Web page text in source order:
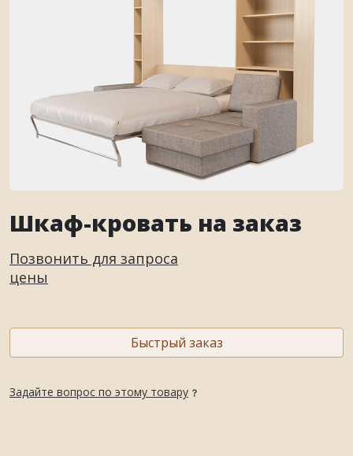
Шкаф-кровать на заказ
Позвонить для запроса
цены
Быстрый заказ
Задайте вопрос по этому товару